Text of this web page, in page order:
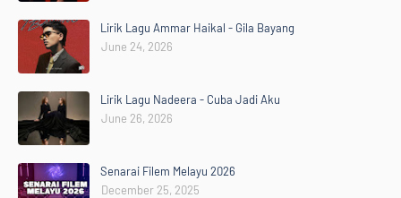
Lirik Lagu Ammar Haikal - Gila Bayang
June 24, 2026
Lirik Lagu Nadeera - Cuba Jadi Aku
June 26, 2026
Senarai Filem Melayu 2026
December 25, 2025